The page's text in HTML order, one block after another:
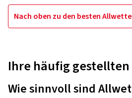
Nach oben zu den besten
Ihre häufig gestellten
Wie sinnvoll sind